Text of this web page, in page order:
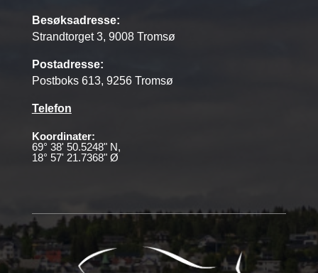
Besøksadresse:
Strandtorget 3, 9008 Tromsø
Postadresse:
Postboks 613, 9256 Tromsø
Telefon
Koordinater:
69° 38' 50.5248" N,
18° 57' 21.7368" Ø